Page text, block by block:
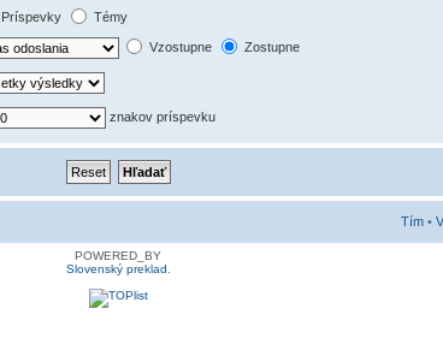
Príspevky
Témy
Vzostupne Zostupne
znakov príspevku
Tím •
POWERED_BY
Slovenský preklad